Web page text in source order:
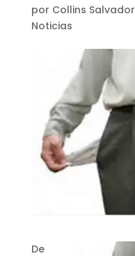
por Collins Salvador
Noticias
De